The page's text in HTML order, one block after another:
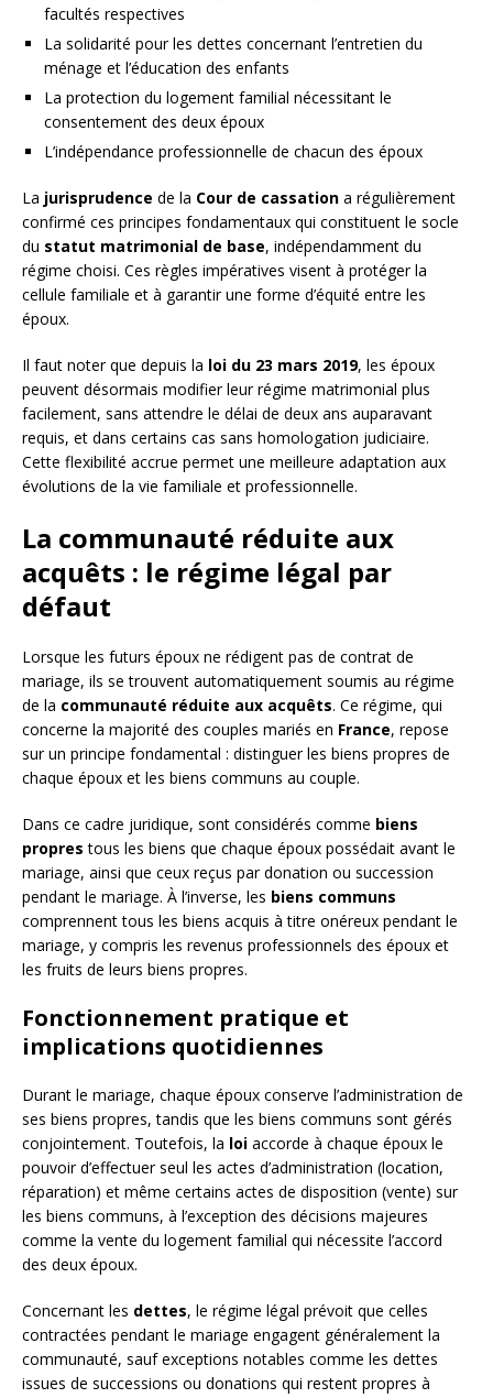
facultés respectives
La solidarité pour les dettes concernant l’entretien du
ménage et l’éducation des enfants
La protection du logement familial nécessitant le
consentement des deux époux
L’indépendance professionnelle de chacun des époux
La jurisprudence de la Cour de cassation a régulièrement
confirmé ces principes fondamentaux qui constituent le socle
du statut matrimonial de base, indépendamment du
régime choisi. Ces règles impératives visent à protéger la
cellule familiale et à garantir une forme d’équité entre les
époux.
Il faut noter que depuis la loi du 23 mars 2019, les époux
peuvent désormais modifier leur régime matrimonial plus
facilement, sans attendre le délai de deux ans auparavant
requis, et dans certains cas sans homologation judiciaire.
Cette flexibilité accrue permet une meilleure adaptation aux
évolutions de la vie familiale et professionnelle.
La communauté réduite aux
acquêts : le régime légal par
défaut
Lorsque les futurs époux ne rédigent pas de contrat de
mariage, ils se trouvent automatiquement soumis au régime
de la communauté réduite aux acquêts. Ce régime, qui
concerne la majorité des couples mariés en France, repose
sur un principe fondamental : distinguer les biens propres de
chaque époux et les biens communs au couple.
Dans ce cadre juridique, sont considérés comme biens
propres tous les biens que chaque époux possédait avant le
mariage, ainsi que ceux reçus par donation ou succession
pendant le mariage. À l’inverse, les biens communs
comprennent tous les biens acquis à titre onéreux pendant le
mariage, y compris les revenus professionnels des époux et
les fruits de leurs biens propres.
Fonctionnement pratique et
implications quotidiennes
Durant le mariage, chaque époux conserve l’administration de
ses biens propres, tandis que les biens communs sont gérés
conjointement. Toutefois, la loi accorde à chaque époux le
pouvoir d’effectuer seul les actes d’administration (location,
réparation) et même certains actes de disposition (vente) sur
les biens communs, à l’exception des décisions majeures
comme la vente du logement familial qui nécessite l’accord
des deux époux.
Concernant les dettes, le régime légal prévoit que celles
contractées pendant le mariage engagent généralement la
communauté, sauf exceptions notables comme les dettes
issues de successions ou donations qui restent propres à